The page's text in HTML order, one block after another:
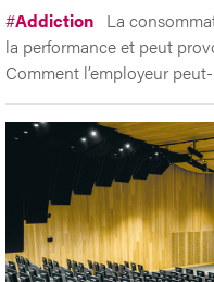
#Addiction La
la performance et peut
Comment l’employeur